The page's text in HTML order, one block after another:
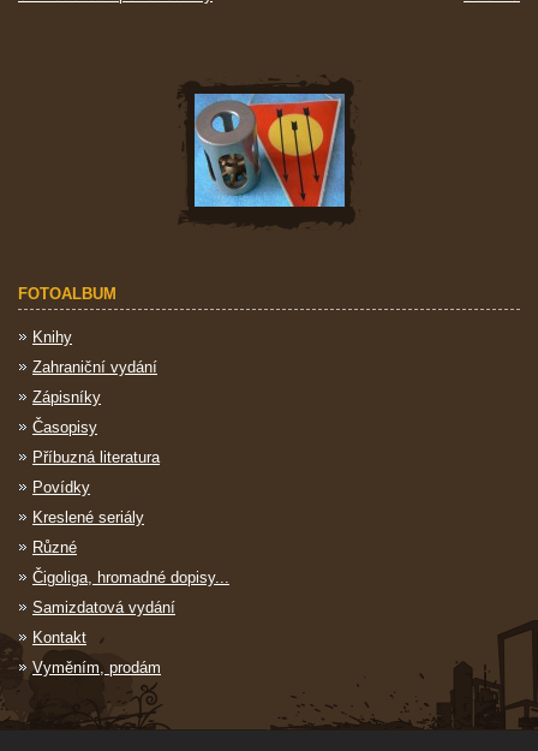
FOTOALBUM
Knihy
Zahraniční vydání
Zápisníky
Časopisy
Příbuzná literatura
Povídky
Kreslené seriály
Různé
Čigoliga, hromadné dopisy...
Samizdatová vydání
Kontakt
Vyměním, prodám